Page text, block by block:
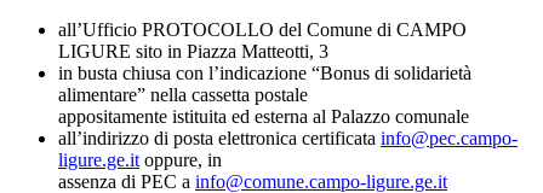
all’Ufficio PROTOCOLLO del Comune di CAMPO
LIGURE sito in Piazza Matteotti, 3
in busta chiusa con l’indicazione “Bonus di solidarietà
alimentare” nella cassetta postale
appositamente istituita ed esterna al Palazzo comunale
all’indirizzo di posta elettronica certificata info@pec.campo-
ligure.ge.it oppure, in
assenza di PEC a info@comune.campo-ligure.ge.it